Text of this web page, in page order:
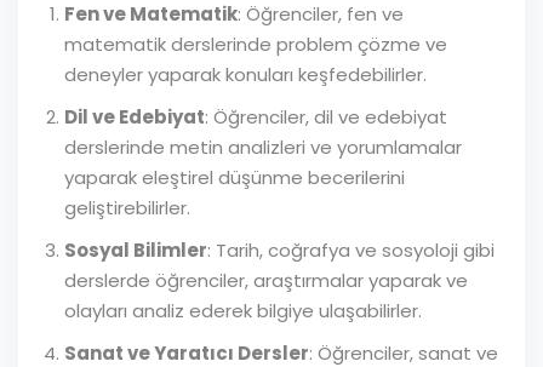
Fen ve Matematik: Öğrenciler, fen ve
matematik derslerinde problem çözme ve
deneyler yaparak konuları keşfedebilirler.
Dil ve Edebiyat: Öğrenciler, dil ve edebiyat
derslerinde metin analizleri ve yorumlamalar
yaparak eleştirel düşünme becerilerini
geliştirebilirler.
Sosyal Bilimler: Tarih, coğrafya ve sosyoloji gibi
derslerde öğrenciler, araştırmalar yaparak ve
olayları analiz ederek bilgiye ulaşabilirler.
Sanat ve Yaratıcı Dersler: Öğrenciler, sanat ve